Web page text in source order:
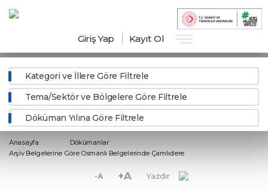
Giriş Yap Kayıt Ol
Kategori ve İllere Göre Filtrele
Tema/Sektör ve Bölgelere Göre Filtrele
Döküman Yılına Göre Filtrele
Anasayfa
Dökümanlar
Arşiv Belgelerine Göre Osmanlı Belgelerinde Çamlıdere
-A +A Yazdır